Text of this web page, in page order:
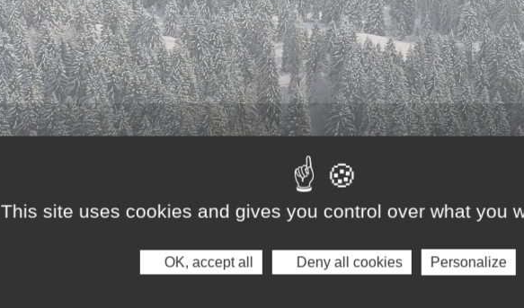
This site uses cookies and gives you control over what you
OK, accept all Deny all cookies Personalize